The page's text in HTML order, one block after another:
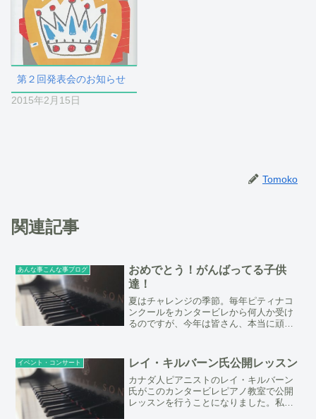
第２回発表会のお知らせ
2015年2月15日
Tomoko
関連記事
あんな事こんな事ブログ
おめでとう！がんばってる子供
達！
夏はチャレンジの季節。毎年ピティナコ
ンクールをカンタービレから何人か受け
るのですが、今年は皆さん、本当に頑張
させてください。今年はみんな本当に力
がついてきたなと実感。なん...
イベント・コンサート レイ・キルバーン氏公開レッスン
カナダ人ピアニストのレイ・キルバーン
氏がこのカンタービレピアノ教室で公開
レッスンを行うことになりました。私の